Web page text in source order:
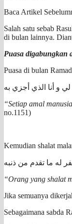
Baca Artikel
Salah satu sebab
di bulan lainnya.
Puasa digabungkan
Puasa di bulan
و أنا الذي أجزي به
“Setiap amal
no.1151)
Kemudian shalat
له ما تقدم من ذنبه
“Orang yang shalat
Jika semuanya
Sebagaimana sabda